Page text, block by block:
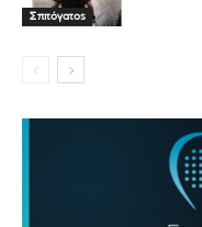
Σπιτόγατος